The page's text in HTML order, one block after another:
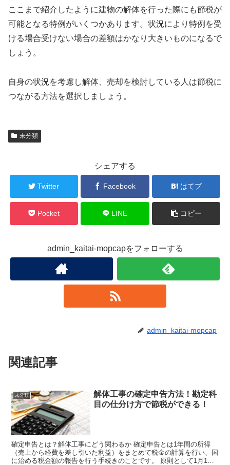
ここまで紹介したように建物の解体を行った際にも節税が
可能となる特例がいくつかあります。状況により特例を受
ける場合受けない場合の差額はかなり大きいものになるで
しょう。
自身の状況を考慮し解体、売却を検討している人は節税に
つながる方法を選択しましょう。
未分類
シェアする
Twitter Facebook はてブ
Pocket LINE コピー
admin_kaitai-mopcapをフォローする
admin_kaitai-mopcap
関連記事
未分類
解体工事の確定申告方法！勘定科
目の仕分け方で節税ができる！
確定申告とは？解体工事にどう関わるか 確定申告とは1年間の所得
（売上から経費を差し引いた利益）をまとめて税金の計算を行い、国
に治める税金額の報告を行う手続きのことです。 原則として1月1日